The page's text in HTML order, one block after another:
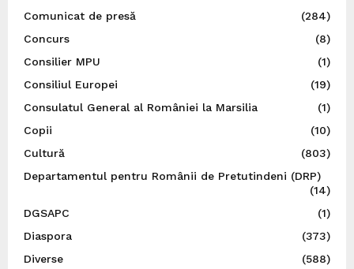
Comunicat de presă
(284)
Concurs
(8)
Consilier MPU
(1)
Consiliul Europei
(19)
Consulatul General al României la Marsilia
(1)
Copii
(10)
Cultură
(803)
Departamentul pentru Românii de Pretutindeni (DRP)
(14)
DGSAPC
(1)
Diaspora
(373)
Diverse
(588)